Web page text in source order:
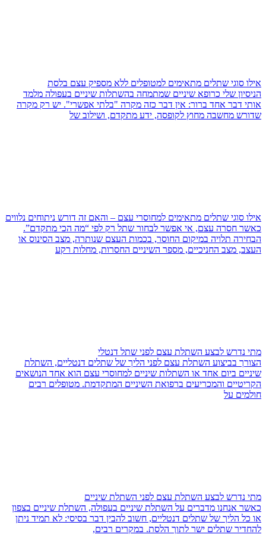
אילו סוגי שתלים מתאימים למטופלים ללא מספיק עצם בלסת
הניסיון שלי כרופא שיניים שמתמחה בהשתלות שיניים בעפולה מלמד
אותי דבר אחד ברור: אין דבר כזה מקרה "בלתי אפשרי". יש רק מקרה
שדורש מחשבה מחוץ לקופסה, ידע מתקדם, ושילוב של
אילו סוגי שתלים מתאימים למחוסרי עצם – והאם זה דורש ניתוחים נלווים
כאשר חסרה עצם, אי אפשר לבחור שתל רק לפי “מה הכי מתקדם”.
הבחירה תלויה במיקום החוסר, בכמות העצם שנותרה, מצב הסינוס או
העצב, מצב החניכיים, מספר השיניים החסרות, מחלות רקע
מתי נדרש לבצע השתלת עצם לפני שתל דנטלי
הצורך בביצוע השתלת עצם לפני הליך של שתלים דנטליים, השתלת
שיניים ביום אחד או השתלות שיניים למחוסרי עצם הוא אחד הנושאים
הקריטיים והמכריעים ברפואת השיניים המתקדמת. מטופלים רבים
חולמים על
מתי נדרש לבצע השתלת עצם לפני השתלת שיניים
כאשר אנחנו מדברים על השתלת שיניים בעפולה, השתלת שיניים בצפון
או כל הליך של שתלים דנטליים, חשוב להבין דבר בסיסי: לא תמיד ניתן
להחדיר שתלים ישר לתוך הלסת. במקרים רבים,